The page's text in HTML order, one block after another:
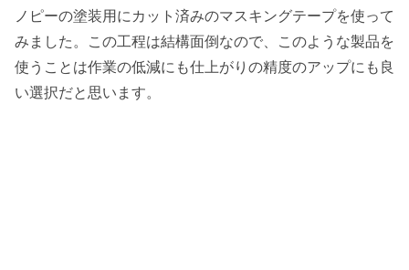
ノピーの塗装用にカット済みのマスキングテープを使って
みました。この工程は結構面倒なので、このような製品を
使うことは作業の低減にも仕上がりの精度のアップにも良
い選択だと思います。